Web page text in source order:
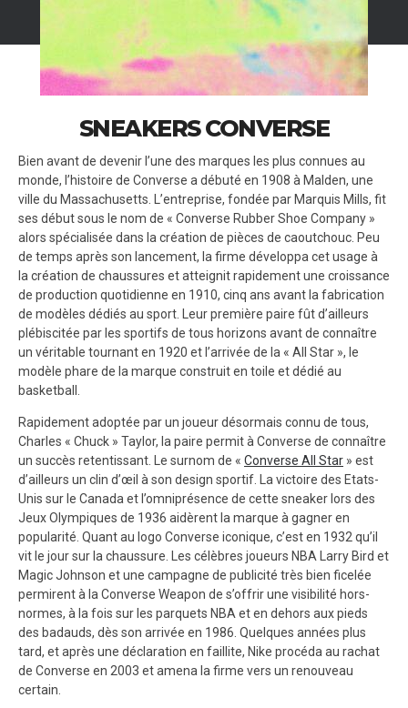
SNEAKERS CONVERSE
Bien avant de devenir l’une des marques les plus connues au
monde, l’histoire de Converse a débuté en 1908 à Malden, une
ville du Massachusetts. L’entreprise, fondée par Marquis Mills, fit
ses début sous le nom de « Converse Rubber Shoe Company »
alors spécialisée dans la création de pièces de caoutchouc. Peu
de temps après son lancement, la firme développa cet usage à
la création de chaussures et atteignit rapidement une croissance
de production quotidienne en 1910, cinq ans avant la fabrication
de modèles dédiés au sport. Leur première paire fût d’ailleurs
plébiscitée par les sportifs de tous horizons avant de connaître
un véritable tournant en 1920 et l’arrivée de la « All Star », le
modèle phare de la marque construit en toile et dédié au
basketball.
Rapidement adoptée par un joueur désormais connu de tous,
Charles « Chuck » Taylor, la paire permit à Converse de connaître
un succès retentissant. Le surnom de « Converse All Star » est
d’ailleurs un clin d’œil à son design sportif. La victoire des Etats-
Unis sur le Canada et l’omniprésence de cette sneaker lors des
Jeux Olympiques de 1936 aidèrent la marque à gagner en
popularité. Quant au logo Converse iconique, c’est en 1932 qu’il
vit le jour sur la chaussure. Les célèbres joueurs NBA Larry Bird et
Magic Johnson et une campagne de publicité très bien ficelée
permirent à la Converse Weapon de s’offrir une visibilité hors-
normes, à la fois sur les parquets NBA et en dehors aux pieds
des badauds, dès son arrivée en 1986. Quelques années plus
tard, et après une déclaration en faillite, Nike procéda au rachat
de Converse en 2003 et amena la firme vers un renouveau
certain.